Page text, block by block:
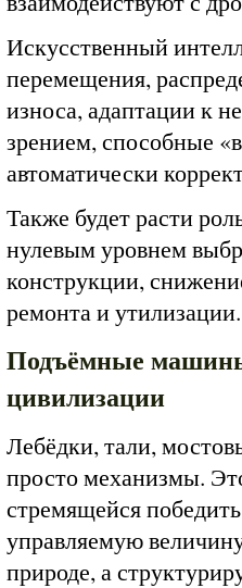
Искусственный
перемещения,
износа, адаптации к
зрением, способные
автоматически
Также будет расти
нулевым уровнем
конструкции,
ремонта и утилизации.
Подъёмные
цивилизации
Лебёдки, тали,
просто механизмы.
стремящейся
управляемую
природе, а